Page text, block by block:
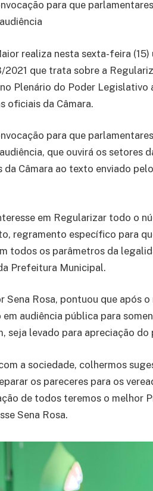
para que
realiza nesta sexta-feira
que trata sobre a
Plenário do Poder Legislativo
oficiais da Câmara.
para que
que ouvirá os setores
Câmara ao texto enviado
em Regularizar todo o
regramento específico para
todos os parâmetros da
Prefeitura Municipal.
Sena Rosa, pontuou que após
audiência pública para
seja levado para apreciação do
a sociedade, colhermos
os pareceres para os
de todos teremos o melhor
Sena Rosa.